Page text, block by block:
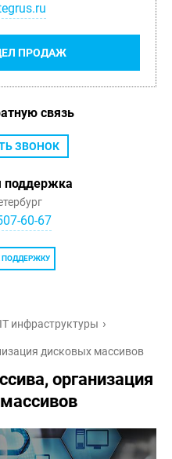
ПРОДАЖ
связь
ЗВОНОК
поддержка
60-67
ПОДДЕРЖКУ
инфраструктуры
дисковых массивов
организация